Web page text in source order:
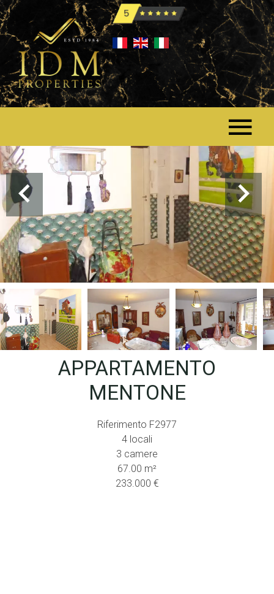
APPARTAMENTO
MENTONE
Riferimento F2977
4 locali
3 camere
67.00 m²
233.000 €